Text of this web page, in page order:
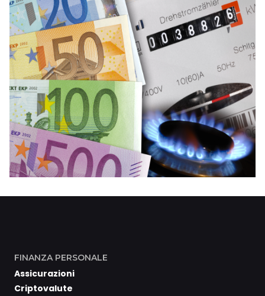
FINANZA PERSONALE
Assicurazioni
Criptovalute